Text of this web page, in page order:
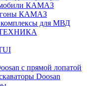
КАМАЗ
КАМАЗ
для МВД
с прямой лопатой
Doosan